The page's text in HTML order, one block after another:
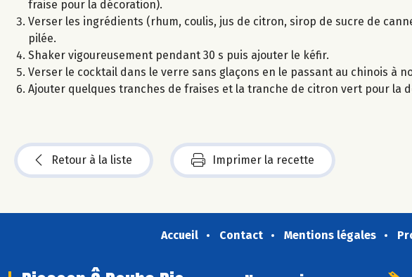
fraise pour la décoration).
Verser les ingrédients (rhum, coulis, jus de citron, sirop de sucre de
pilée.
Shaker vigoureusement pendant 30 s puis ajouter le kéfir.
Verser le cocktail dans le verre sans glaçons en le passant au chinois à
Ajouter quelques tranches de fraises et la tranche de citron vert pour la
Retour à la liste Imprimer la recette
Accueil Contact Mentions légales